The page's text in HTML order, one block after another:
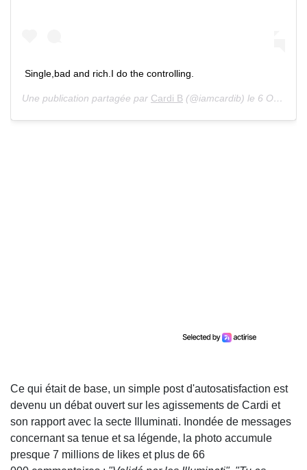
Single,bad and rich.I do the controlling.
Une publication partagée par Cardi B (@iamcardib) le 6 Oct. 2020 à 12 :30 PDT
Ce qui était de base, un simple post d'autosatisfaction est
devenu un débat ouvert sur les agissements de Cardi et
son rapport avec la secte Illuminati. Inondée de messages
concernant sa tenue et sa légende, la photo accumule
presque 7 millions de likes et plus de 66